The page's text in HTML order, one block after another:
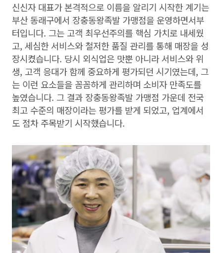
신신자 대표가 본격적으로 이름을 알리기 시작한 계기는
부산 동래구에서 장충동왕족발 가맹점을 운영하면서부
터입니다. 그는 고객 최우선주의를 핵심 가치로 내세웠
고, 세심한 서비스와 철저한 품질 관리를 통해 매장을 성
장시켰습니다. 당시 외식업은 맛뿐 아니라 서비스와 위
생, 고객 응대가 함께 중요하게 평가되던 시기였는데, 그
는 이런 요소들을 꼼꼼하게 관리하며 소비자 만족도를
높였습니다. 그 결과 장충동왕족발 가맹점 가운데 전국
최고 수준의 매장이라는 평가를 받게 되었고, 업계에서
도 점차 주목받기 시작했습니다.